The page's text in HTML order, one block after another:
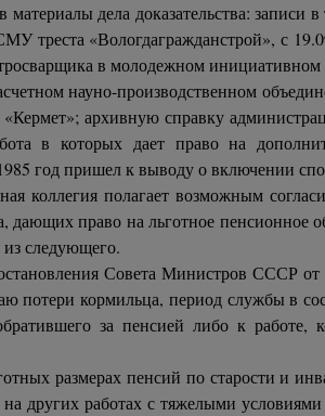
дела доказательства:
треста «Вологдагражданстрой», с
в молодежном
науно-производственном
архивную справку
в которых дает право на
год пришел к выводу о включении
коллегия полагает возможным
дающих право на льготное
следующего.
Совета Министров СССР
потери кормильца, период службы
за пенсией либо к работе,
размерах пенсий по старости и
других работах с тяжелыми